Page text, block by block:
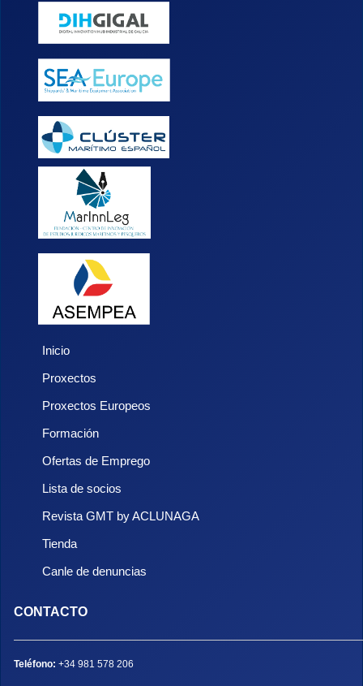
Inicio
Proxectos
Proxectos Europeos
Formación
Ofertas de Emprego
Lista de socios
Revista GMT by ACLUNAGA
Tienda
Canle de denuncias
CONTACTO
Teléfono: +34 981 578 206